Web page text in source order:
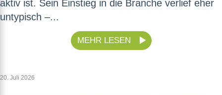
aktiv ist. Sein Einstieg in die Branche verlief eher
untypisch –...
MEHR LESEN
20. Juli 2026